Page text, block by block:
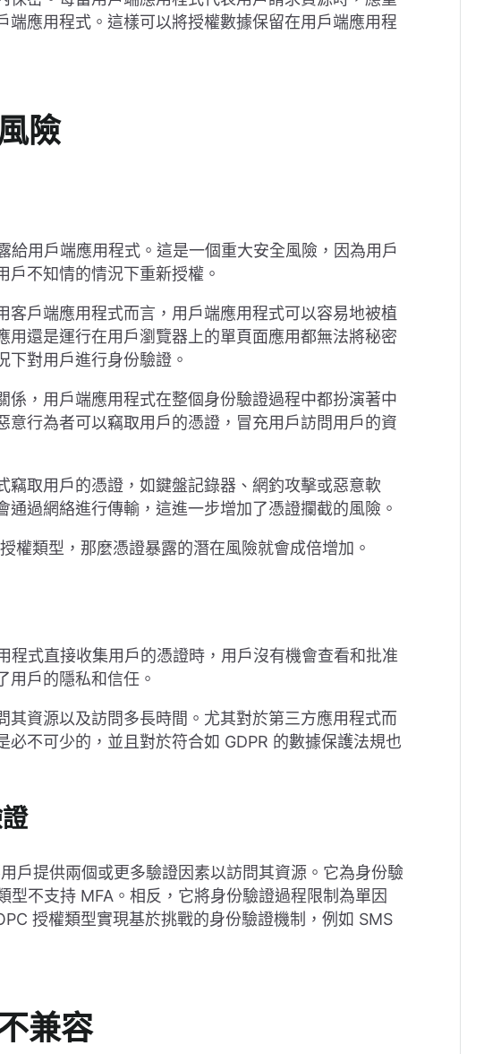
應用程式。這樣可以將授權數據保留在用戶端應用程
險
用戶端應用程式。這是一個重大安全風險，因為用戶
不知情的情況下重新授權。
戶端應用程式而言，用戶端應用程式可以容易地被植
用還是運行在用戶瀏覽器上的單頁面應用都無法將秘密
對用戶進行身份驗證。
係，用戶端應用程式在整個身份驗證過程中都扮演著中
意行為者可以竊取用戶的憑證，冒充用戶訪問用戶的資
取用戶的憑證，如鍵盤記錄器、網釣攻擊或惡意軟
過網絡進行傳輸，這進一步增加了憑證攔截的風險。
權類型，那麼憑證暴露的潛在風險就會成倍增加。
程式直接收集用戶的憑證時，用戶沒有機會查看和批准
用戶的隱私和信任。
資源以及訪問多長時間。尤其對於第三方應用程式而
不可少的，並且對於符合如 GDPR 的數據保護法規也
戶提供兩個或更多驗證因素以訪問其資源。它為身份驗
不支持 MFA。相反，它將身份驗證過程限制為單因
授權類型實現基於挑戰的身份驗證機制，例如 SMS
兼容